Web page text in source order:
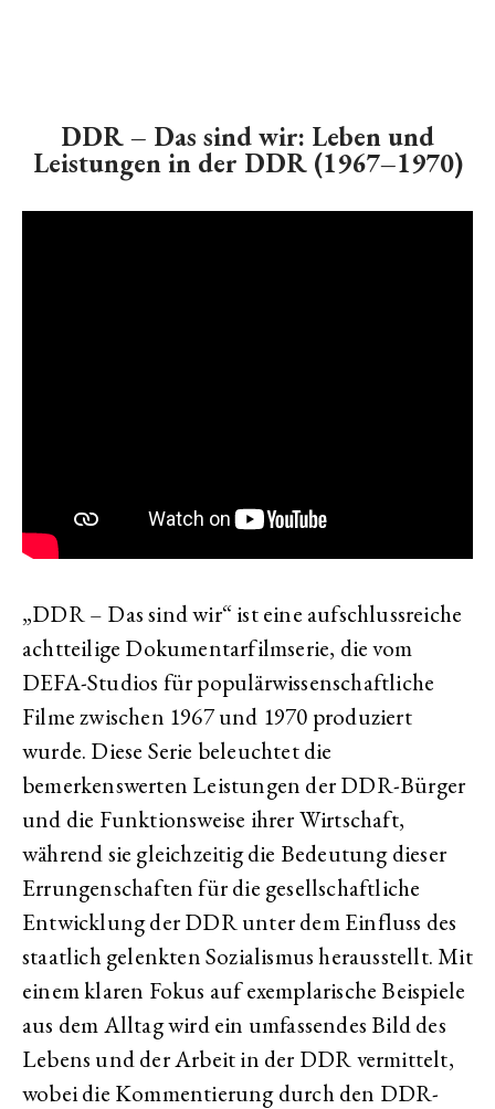
DDR – Das sind wir: Leben und
Leistungen in der DDR (1967–1970)
„DDR – Das sind wir“ ist eine aufschlussreiche
achtteilige Dokumentarfilmserie, die vom
DEFA-Studios für populärwissenschaftliche
Filme zwischen 1967 und 1970 produziert
wurde. Diese Serie beleuchtet die
bemerkenswerten Leistungen der DDR-Bürger
und die Funktionsweise ihrer Wirtschaft,
während sie gleichzeitig die Bedeutung dieser
Errungenschaften für die gesellschaftliche
Entwicklung der DDR unter dem Einfluss des
staatlich gelenkten Sozialismus herausstellt. Mit
einem klaren Fokus auf exemplarische Beispiele
aus dem Alltag wird ein umfassendes Bild des
Lebens und der Arbeit in der DDR vermittelt,
wobei die Kommentierung durch den DDR-